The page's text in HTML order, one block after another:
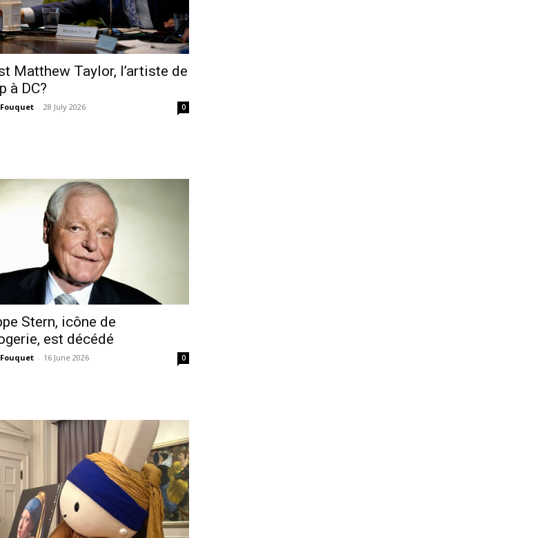
Matthew Taylor, l’artiste de
à DC?
- 28 July 2026 0
Stern, icône de
est décédé
- 16 June 2026 0